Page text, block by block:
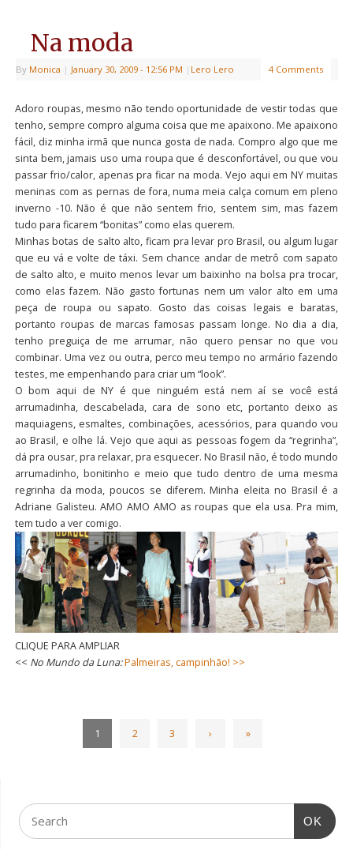
Na moda
By Monica | January 30, 2009 - 12:56 PM | Lero Lero 4 Comments
Adoro roupas, mesmo não tendo oportunidade de vestir todas que
tenho, sempre compro alguma coisa que me apaixono. Me apaixono
fácil, diz minha irmã que nunca gosta de nada. Compro algo que me
sinta bem, jamais uso uma roupa que é desconfortável, ou que vou
passar frio/calor, apenas pra ficar na moda. Vejo aqui em NY muitas
meninas com as pernas de fora, numa meia calça comum em pleno
inverno -10. Não é que não sentem frio, sentem sim, mas fazem
tudo para ficarem “bonitas” como elas querem.
Minhas botas de salto alto, ficam pra levar pro Brasil, ou algum lugar
que eu vá e volte de táxi. Sem chance andar de metrô com sapato
de salto alto, e muito menos levar um baixinho na bolsa pra trocar,
como elas fazem. Não gasto fortunas nem um valor alto em uma
peça de roupa ou sapato. Gosto das coisas legais e baratas,
portanto roupas de marcas famosas passam longe. No dia a dia,
tenho preguiça de me arrumar, não quero pensar no que vou
combinar. Uma vez ou outra, perco meu tempo no armário fazendo
testes, me empenhando para criar um “look”.
O bom aqui de NY é que ninguém está nem aí se você está
arrumadinha, descabelada, cara de sono etc, portanto deixo as
maquiagens, esmaltes, combinações, acessórios, para quando vou
ao Brasil, e olhe lá. Vejo que aqui as pessoas fogem da “regrinha”,
dá pra ousar, pra relaxar, pra esquecer. No Brasil não, é todo mundo
arrumadinho, bonitinho e meio que tudo dentro de uma mesma
regrinha da moda, poucos se diferem. Minha eleita no Brasil é a
Adriane Galisteu. AMO AMO AMO as roupas que ela usa. Pra mim,
tem tudo a ver comigo.
CLIQUE PARA AMPLIAR
<< No Mundo da Luna:Palmeiras, campinhão! >>
1 2 3 › »
OK